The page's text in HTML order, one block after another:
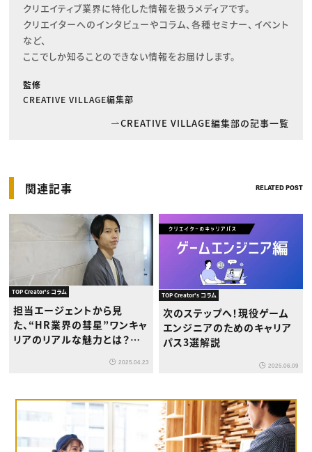
クリエイティブ業界に特化した情報を扱うメディアです。
クリエイターへのインタビューやコラム、各種セミナー、イベント
など、
ここでしか知ることのできない情報をお届けします。
監修
CREATIVE VILLAGE編集部
CREATIVE VILLAGE編集部の記事一覧
関連記事 RELATED POST
TOP Creator's コラム
担当エージェントから見
た、“HR業界の彗星”ワンキャ
リアのリアルな魅力とは？
2025.04.23
TOP Creator's コラム
次のステップへ！現役ゲーム
エンジニアのためのキャリア
パス3選解説
2025.06.09